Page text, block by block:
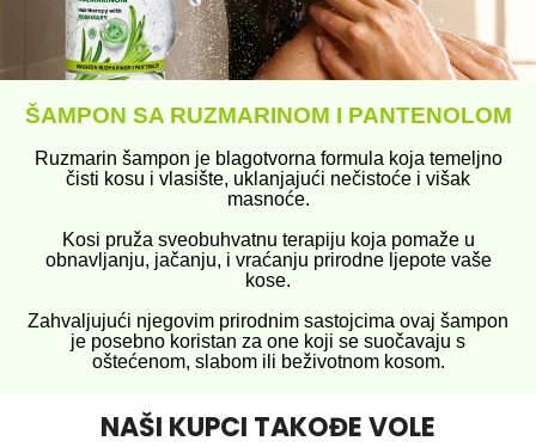
ŠAMPON SA RUZMARINOM I PANTENOLOM
Ruzmarin šampon je blagotvorna formula koja temeljno
čisti kosu i vlasište, uklanjajući nečistoće i višak
masnoće.
Kosi pruža sveobuhvatnu terapiju koja pomaže u
obnavljanju, jačanju, i vraćanju prirodne ljepote vaše
kose.
Zahvaljujući njegovim prirodnim sastojcima ovaj šampon
je posebno koristan za one koji se suočavaju s
oštećenom, slabom ili beživotnom kosom.
NAŠI KUPCI TAKOĐE VOLE